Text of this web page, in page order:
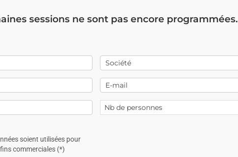
sessions ne sont pas encore programmées.
soient utilisées pour
commerciales (*)